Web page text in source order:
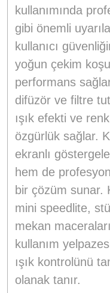
kullanımında
gibi önemli
kullanıcı
yoğun çekim
performans
difüzör ve filtre
ışık efekti ve
özgürlük sağlar.
ekranlı
hem de
bir çözüm sunar.
mini speedlite,
mekan
kullanım
ışık kontrolünü
olanak tanır.